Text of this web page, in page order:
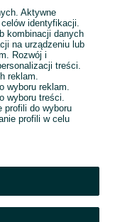
Aktywne
identyfikacji.
kombinacji danych
na urządzeniu lub
Rozwój i
treści.
reklam.
wyboru reklam.
wyboru treści.
profili do wyboru
profili w celu